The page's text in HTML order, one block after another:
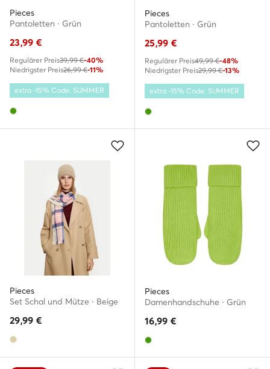
Pieces
Pantoletten · Grün
23,99 €
Regulärer Preis39,99 €-40%
Niedrigster Preis26,99 €-11%
extra -15% Code: SUMMER
Pieces
Pantoletten · Grün
25,99 €
Regulärer Preis49,99 €-48%
Niedrigster Preis29,99 €-13%
extra -15% Code: SUMMER
Pieces
Set Schal und Mütze · Beige
29,99 €
Pieces
Damenhandschuhe · Grün
16,99 €